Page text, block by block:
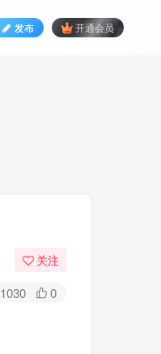
发布 开通会员
关注
1030 0